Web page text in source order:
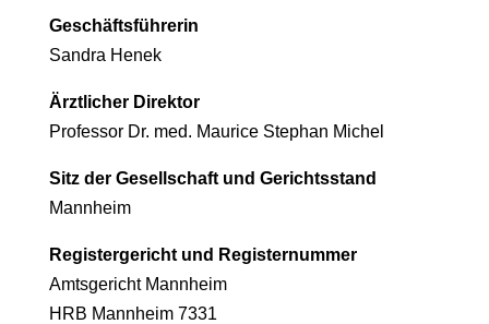
Geschäftsführerin
Sandra Henek
Ärztlicher Direktor
Professor Dr. med. Maurice Stephan Michel
Sitz der Gesellschaft und Gerichtsstand
Mannheim
Registergericht und Registernummer
Amtsgericht Mannheim
HRB Mannheim 7331